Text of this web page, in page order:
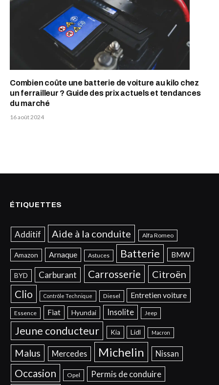
Combien coûte une batterie de voiture au kilo chez
un ferrailleur ? Guide des prix actuels et tendances
du marché
16 août 2024
ÉTIQUETTES
Additif Aide à la conduite Alfa Romeo
Amazon Arnaque Astuces Batterie BMW
BYD Carburant Carrosserie Citroën
Clio Contrôle Technique Diesel Entretien voiture
Essence Fiat Hyundai Insolite Jeep
Jeune conducteur Kia Lidl Macron
Malus Mercedes Michelin Nissan
Occasion Opel Permis de conduire